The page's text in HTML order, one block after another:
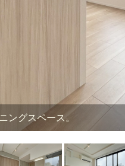
ングスペース。